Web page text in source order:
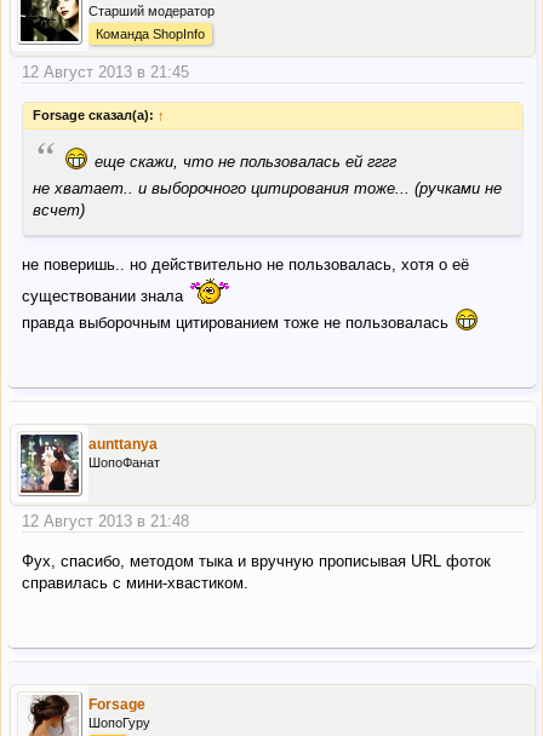
Старший модератор
Команда ShopInfo
12 Август 2013 в 21:45
Forsage сказал(а): ↑
“
еще скажи, что не пользовалась ей гггг
не хватает.. и выборочного цитирования тоже... (ручками не
всчет)
не поверишь.. но действительно не пользовалась, хотя о её
существовании знала
правда выборочным цитированием тоже не пользовалась
aunttanya
ШопоФанат
12 Август 2013 в 21:48
Фух, спасибо, методом тыка и вручную прописывая URL фоток
справилась с мини-хвастиком.
Forsage
ШопоГуру